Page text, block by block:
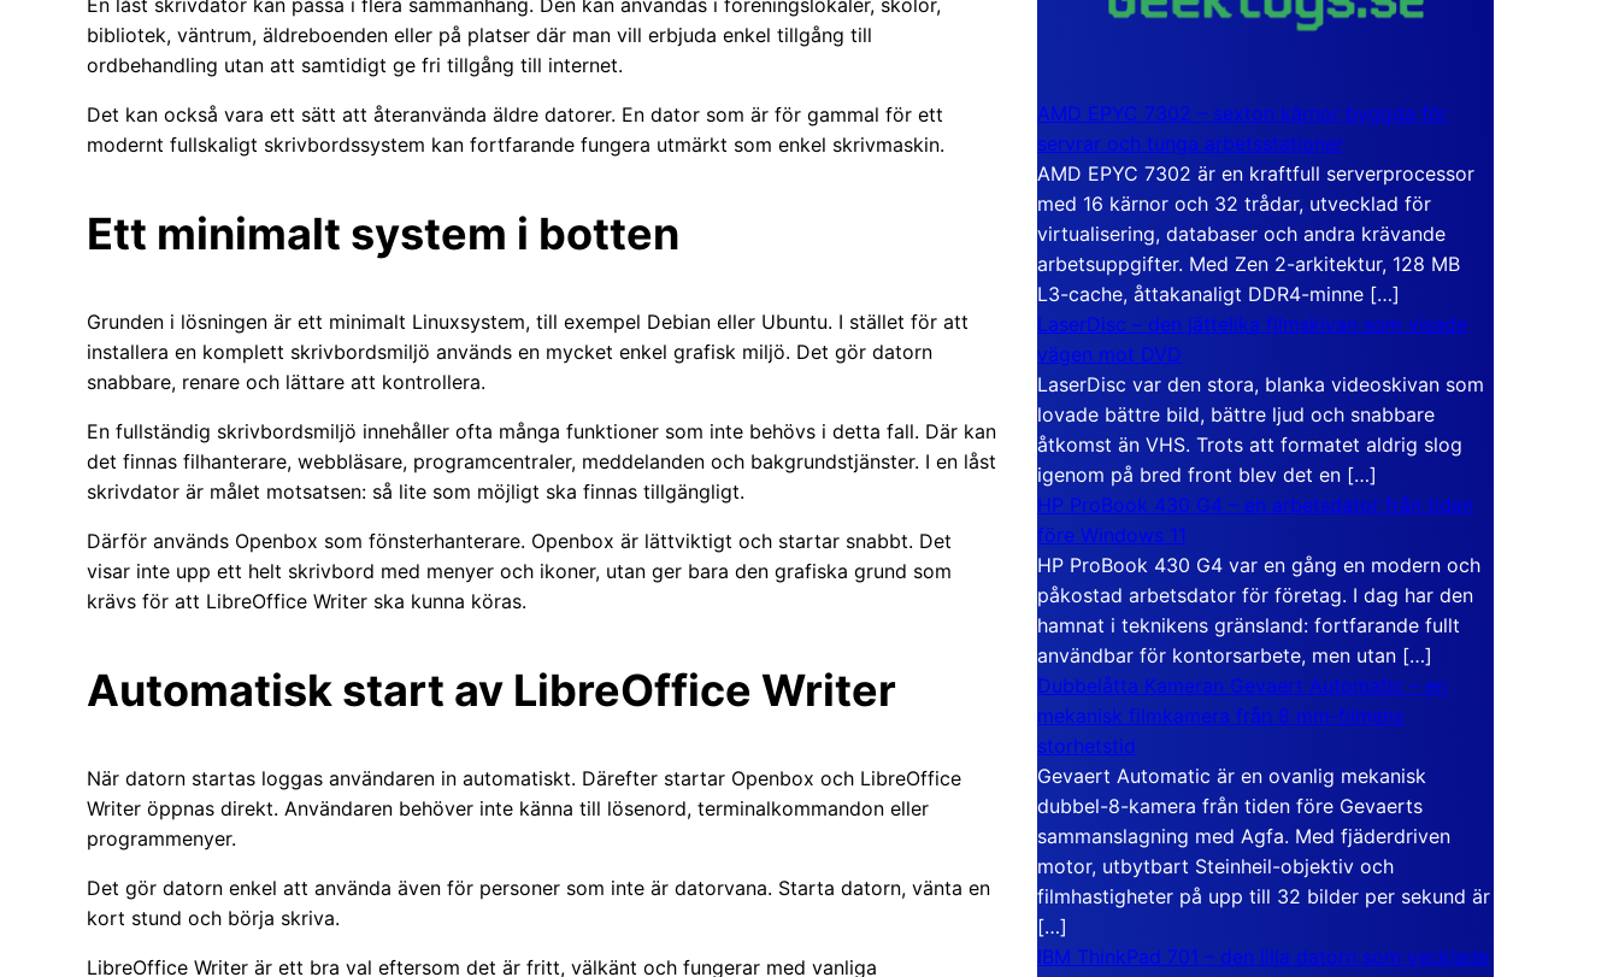
bibliotek, väntrum, äldreboenden eller på platser där man vill erbjuda enkel tillgång till
ordbehandling utan att samtidigt ge fri tillgång till internet.
Det kan också vara ett sätt att återanvända äldre datorer. En dator som är för gammal för ett
modernt fullskaligt skrivbordssystem kan fortfarande fungera utmärkt som enkel skrivmaskin.
Ett minimalt system i botten
Grunden i lösningen är ett minimalt Linuxsystem, till exempel Debian eller Ubuntu. I stället för att
installera en komplett skrivbordsmiljö används en mycket enkel grafisk miljö. Det gör datorn
snabbare, renare och lättare att kontrollera.
En fullständig skrivbordsmiljö innehåller ofta många funktioner som inte behövs i detta fall. Där kan
det finnas filhanterare, webbläsare, programcentraler, meddelanden och bakgrundstjänster. I en låst
skrivdator är målet motsatsen: så lite som möjligt ska finnas tillgängligt.
Därför används Openbox som fönsterhanterare. Openbox är lättviktigt och startar snabbt. Det
visar inte upp ett helt skrivbord med menyer och ikoner, utan ger bara den grafiska grund som
krävs för att LibreOffice Writer ska kunna köras.
Automatisk start av LibreOffice Writer
När datorn startas loggas användaren in automatiskt. Därefter startar Openbox och LibreOffice
Writer öppnas direkt. Användaren behöver inte känna till lösenord, terminalkommandon eller
programmenyer.
Det gör datorn enkel att använda även för personer som inte är datorvana. Starta datorn, vänta en
kort stund och börja skriva.
LibreOffice Writer är ett bra val eftersom det är fritt, välkänt och fungerar med vanliga
AMD EPYC 7302 – sexton kärnor byggda för
servrar och tunga arbetsstationer
AMD EPYC 7302 är en kraftfull serverprocessor
med 16 kärnor och 32 trådar, utvecklad för
virtualisering, databaser och andra krävande
arbetsuppgifter. Med Zen 2-arkitektur, 128 MB
L3-cache, åttakanaligt DDR4-minne […]
LaserDisc – den jättelika filmskivan som visade
vägen mot DVD
LaserDisc var den stora, blanka videoskivan som
lovade bättre bild, bättre ljud och snabbare
åtkomst än VHS. Trots att formatet aldrig slog
igenom på bred front blev det en […]
HP ProBook 430 G4 – en arbetsdator från tiden
före Windows 11
HP ProBook 430 G4 var en gång en modern och
påkostad arbetsdator för företag. I dag har den
hamnat i teknikens gränsland: fortfarande fullt
användbar för kontorsarbete, men utan […]
Dubbelåtta Kameran Gevaert Automatic – en
mekanisk filmkamera från 8 mm-filmens
storhetstid
Gevaert Automatic är en ovanlig mekanisk
dubbel-8-kamera från tiden före Gevaerts
sammanslagning med Agfa. Med fjäderdriven
motor, utbytbart Steinheil-objektiv och
filmhastigheter på upp till 32 bilder per sekund är
[…]
IBM ThinkPad 701 – den lilla datorn som vecklade